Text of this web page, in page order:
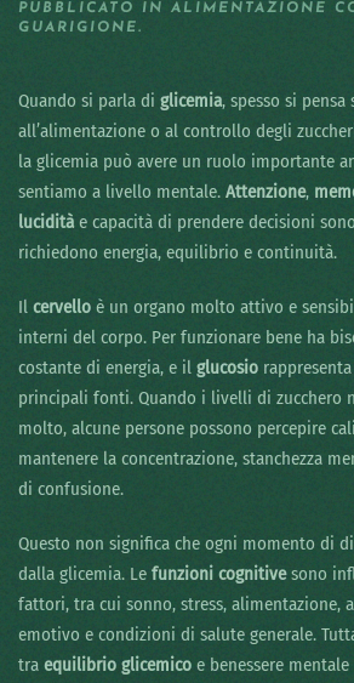
PUBBLICATO IN ALIMENTAZIONE
GUARIGIONE .
Quando si parla di glicemia, spesso si
all’alimentazione o al controllo degli
la glicemia può avere un ruolo importante
sentiamo a livello mentale. Attenzione,
luciditàe capacità di prendere decisioni
richiedono energia, equilibrio e continuità.
Il cervello è un organo molto attivo e
interni del corpo. Per funzionare bene ha
costante di energia, e il glucosio
principali fonti. Quando i livelli di zucchero
molto, alcune persone possono percepire
mantenere la concentrazione, stanchezza
di confusione.
Questo non significa che ogni momento di
dalla glicemia. Le funzioni cognitivesono
fattori, tra cui sonno, stress, alimentazione,
emotivo e condizioni di salute generale.
tra equilibrio glicemico e benessere